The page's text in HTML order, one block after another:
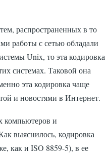
распространенных в то
работы с сетью обладали
Unix, то эта кодировка
системах. Таковой она
эта кодировка чаще
и новостями в Интернет.
компьютеров и
выяснилось, кодировка
как и ISO 8859-5), в ее